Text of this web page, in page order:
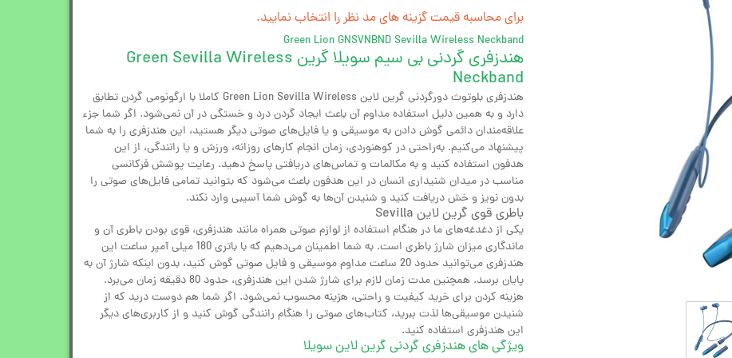
برای محاسبه قیمت گزینه های مد نظر را انتخاب نمایید.
Green Lion GNSVNBND Sevilla Wireless Neckband
هندزفری گردنی بی سیم سویلا گرین Green Sevilla Wireless
Neckband
هندزفری بلوتوث دورگردنی گرین لاین Green Lion Sevilla Wireless کاملا با ارگونومی گردن تطابق
دارد و به همین دلیل استفاده مداوم آن باعث ایجاد گردن درد و خستگی در آن نمی‌شود. اگر شما جزء
علاقه‌مندان دائمی گوش دادن به موسیقی و یا فایل‌های صوتی دیگر هستید، این هندزفری را به شما
پیشنهاد می‌کنیم. به‌راحتی در کوهنوردی، زمان انجام کارهای روزانه، ورزش و یا رانندگی، از این
هدفون استفاده کنید و به مکالمات و تماس‌های دریافتی پاسخ دهید. رعایت پوشش فرکانسی
مناسب در میدان شنیداری انسان در این هدفون باعث می‌شود که بتوانید تمامی فایل‌های صوتی را
بدون نویز و خش دریافت کنید و شنیدن آن‌ها به گوش شما آسیبی وارد نکند.
باطری قوی گرین لاین Sevilla
یکی از دغدغه‌های ما در هنگام استفاده از لوازم صوتی همراه مانند هندزفری، قوی بودن باطری آن و
ماندگاری میزان شارژ باطری است. به شما اطمینان می‌دهیم که با باتری 180 میلی آمپر ساعت این
هندزفری می‌توانید حدود 20 ساعت مداوم موسیقی و فایل صوتی گوش کنید، بدون اینکه شارژ آن به
پایان برسد. همچنین مدت زمان لازم برای شارژ شدن این هندزفری، حدود 80 دقیقه زمان می‌برد.
هزینه کردن برای خرید کیفیت و راحتی، هزینه محسوب نمی‌شود. اگر شما هم دوست درید که از
شنیدن موسیقی‌ها لذت ببرید، کتاب‌های صوتی را هنگام رانندگی گوش کنید و از کاربری‌های دیگر
این هندزفری استفاده کنید.
ویژگی های هندزفری گردنی گرین لاین سویلا